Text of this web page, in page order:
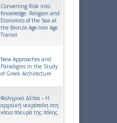
Converting Risk into
Knowledge: Religion and
Economics of the Sea at
the Bronze Age-Iron Age
Transit
New Approaches and
Paradigms in the Study
of Greek Architecture
Φαληρικό Δέλτα – Η
αρχαϊκή νεκρόπολη στη
νότια πλευρά της πόλης